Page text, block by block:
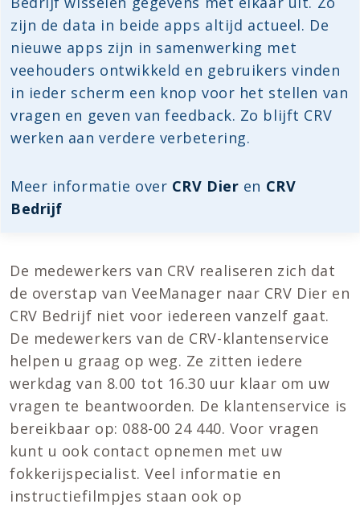
zijn de data in beide apps altijd actueel. De
nieuwe apps zijn in samenwerking met
veehouders ontwikkeld en gebruikers vinden
in ieder scherm een knop voor het stellen van
vragen en geven van feedback. Zo blijft CRV
werken aan verdere verbetering.
Meer informatie over CRV Dier en CRV
Bedrijf
De medewerkers van CRV realiseren zich dat
de overstap van VeeManager naar CRV Dier en
CRV Bedrijf niet voor iedereen vanzelf gaat.
De medewerkers van de CRV-klantenservice
helpen u graag op weg. Ze zitten iedere
werkdag van 8.00 tot 16.30 uur klaar om uw
vragen te beantwoorden. De klantenservice is
bereikbaar op: 088-00 24 440. Voor vragen
kunt u ook contact opnemen met uw
fokkerijspecialist. Veel informatie en
instructiefilmpjes staan ook op